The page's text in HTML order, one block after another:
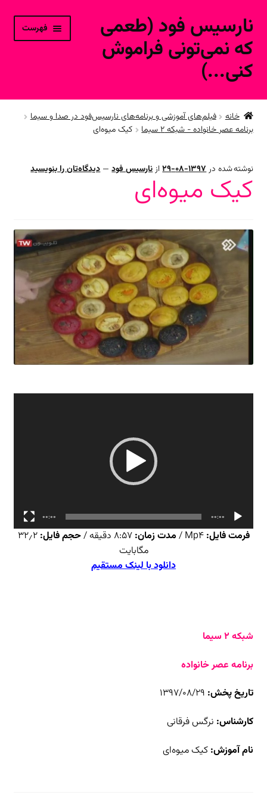
پرش
ناوبری
پرش
محتوا
نارسیس فود (طعمی
که نمی‌تونی فراموش
کنی...)
فهرست
خانه
ورود به حساب کاربری
محصولات فروشگاه آنلاین
ارتباط با ما
خانه
فیلم‌های آموزشی و برنامه‌های نارسیس‌فود در صدا و سیما
برنامه عصر خانواده - شبکه ۲ سیما
کیک میوه‌ای
نوشته شده در1397-08-29 ازنارسیس فود —دیدگاه‌تان را بنویسید
کیک میوه‌ای
00:00
00:00
فرمت فایل: Mp4 / مدت زمان: ۸:۵۷ دقیقه / حجم فایل: ۳۲٫۲
مگابایت
دانلود با لینک مستقیم
شبکه ۲ سیما
برنامه عصر خانواده
تاریخ پخش:
کارشناس: نرگس فرقانی
نام آموزش: کیک میوه‌ای